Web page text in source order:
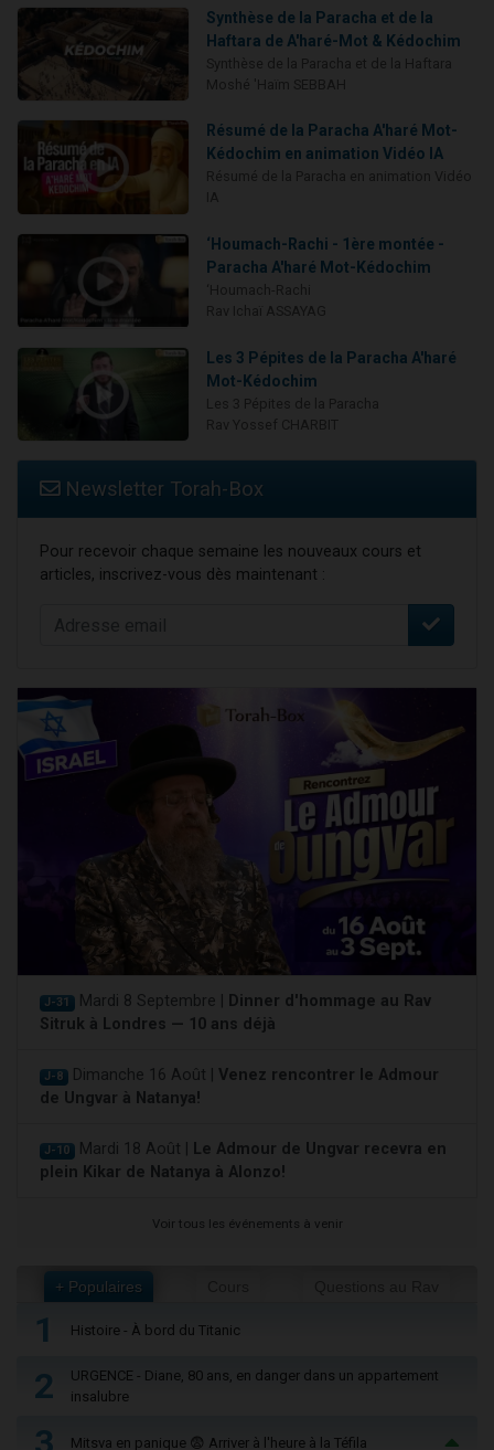
Synthèse de la Paracha et de la
Haftara de A'haré-Mot & Kédochim
Résumé de la Paracha A'haré Mot-
Kédochim en animation Vidéo IA
‘Houmach-Rachi - 1ère montée -
Paracha A'haré Mot-Kédochim
Les 3 Pépites de la Paracha A'haré
Mot-Kédochim
Newsletter Torah-Box
Pour recevoir chaque semaine les nouveaux cours et
articles, inscrivez-vous dès maintenant :
J-31 Mardi 8 Septembre |
Dinner d'hommage au Rav
Sitruk à Londres — 10 ans déjà
J-8 Dimanche 16 Août | Venez rencontrer le Admour
de Ungvar à Natanya!
J-10 Mardi 18 Août |
Le Admour de Ungvar recevra en
plein Kikar de Natanya à Alonzo!
Voir tous les événements à venir
+ Populaires
1 Histoire - À bord du Titanic
2
URGENCE - Diane, 80 ans, en danger dans un appartement
insalubre
Mitsva en panique 😨 Arriver à l'heure à la Téfila